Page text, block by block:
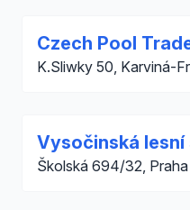
Czech Pool
K.Sliwky 50, Karviná-
Vysočinská lesní
Školská 694/32,